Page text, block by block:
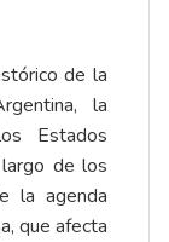
de la
la
Estados
de los
la agenda
que afecta